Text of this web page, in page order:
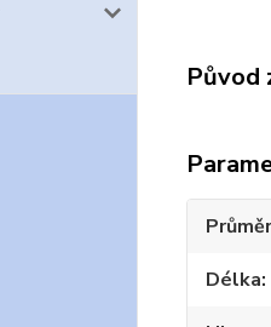
Původ
Průměr
Délka